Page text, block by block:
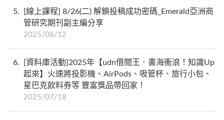
5
[線上課程] 8/26(二) 解鎖投稿成功密碼_Emerald亞洲商
管研究期刊副主編分享
2025/08/12
6
[資料庫活動]2025年【udn借閱王．書海衝浪！知識Up
起來】火速將投影機、AirPods、吸管杯、旅行小包、
星巴克飲料券等 豐富獎品帶回家！
2025/07/18